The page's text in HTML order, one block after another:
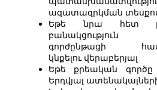
ազատազրկման
Եթե նրա հետ
գորժընթացի
կնքելու վերաբերյալ
Եթե քրեական գործը
Երդվյալ